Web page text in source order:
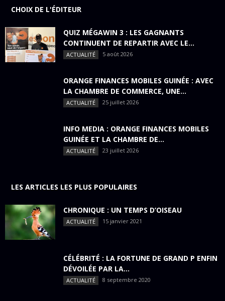
CHOIX DE L'ÉDITEUR
QUIZ MÉGAWIN 3 : LES GAGNANTS
CONTINUENT DE REPARTIR AVEC LE...
ACTUALITÉ 5 août 2026
ORANGE FINANCES MOBILES GUINÉE : AVEC
LA CHAMBRE DE COMMERCE, UNE...
ACTUALITÉ 25 juillet 2026
INFO MEDIA : ORANGE FINANCES MOBILES
GUINÉE ET LA CHAMBRE DE...
ACTUALITÉ 23 juillet 2026
LES ARTICLES LES PLUS POPULAIRES
CHRONIQUE : UN TEMPS D’OISEAU
ACTUALITÉ 15 janvier 2021
CÉLÉBRITÉ : LA FORTUNE DE GRAND P ENFIN
DÉVOILÉE PAR LA...
ACTUALITÉ 8 septembre 2020